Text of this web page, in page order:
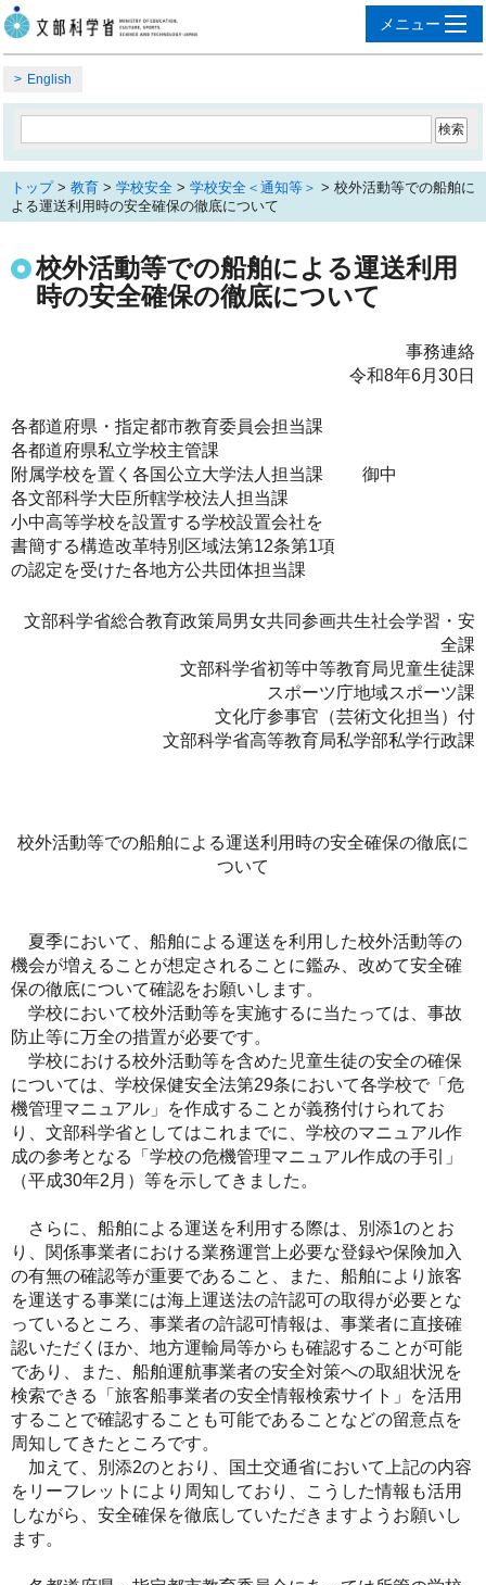
English
トップ> 教育 > 学校安全 > 学校安全＜通知等＞ > 校外活動等での船舶に
よる運送利用時の安全確保の徹底について
校外活動等での船舶による運送利用
時の安全確保の徹底について
事務連絡
令和8年6月30日
各都道府県・指定都市教育委員会担当課
各都道府県私立学校主管課
附属学校を置く各国公立大学法人担当課 御中
各文部科学大臣所轄学校法人担当課
小中高等学校を設置する学校設置会社を
書簡する構造改革特別区域法第12条第1項
の認定を受けた各地方公共団体担当課
文部科学省総合教育政策局男女共同参画共生社会学習・安
全課
文部科学省初等中等教育局児童生徒課
スポーツ庁地域スポーツ課
文化庁参事官（芸術文化担当）付
文部科学省高等教育局私学部私学行政課
校外活動等での船舶による運送利用時の安全確保の徹底に
ついて
夏季において、船舶による運送を利用した校外活動等の
機会が増えることが想定されることに鑑み、改めて安全確
保の徹底について確認をお願いします。
学校において校外活動等を実施するに当たっては、事故
防止等に万全の措置が必要です。
学校における校外活動等を含めた児童生徒の安全の確保
については、学校保健安全法第29条において各学校で「危
機管理マニュアル」を作成することが義務付けられてお
り、文部科学省としてはこれまでに、学校のマニュアル作
成の参考となる「学校の危機管理マニュアル作成の手引」
（平成30年2月）等を示してきました。
さらに、船舶による運送を利用する際は、別添1のとお
り、関係事業者における業務運営上必要な登録や保険加入
の有無の確認等が重要であること、また、船舶により旅客
を運送する事業には海上運送法の許認可の取得が必要とな
っているところ、事業者の許認可情報は、事業者に直接確
認いただくほか、地方運輸局等からも確認することが可能
であり、また、船舶運航事業者の安全対策への取組状況を
検索できる「旅客船事業者の安全情報検索サイト」を活用
することで確認することも可能であることなどの留意点を
周知してきたところです。
加えて、別添2のとおり、国土交通省において上記の内容
をリーフレットにより周知しており、こうした情報も活用
しながら、安全確保を徹底していただきますようお願いし
ます。